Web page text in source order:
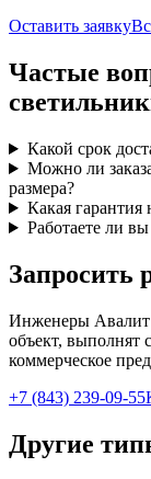
Оставить заявку
Частые
Какой срок
Можно ли
размера?
Какая гарантия
Работаете ли
Запросить
Инженеры Авалит
объект, выполнят
коммерческое
+7 (843) 239-09-55
Другие